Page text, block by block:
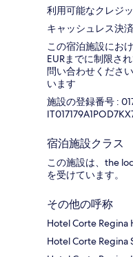
利用可能なクレジ
キャッシュレス決
この宿泊施設にお
EURまでに制限さ
問い合わせくださ
います
施設の登録番号 :
宿泊施設クラス
この施設は、the
を受けています。
その他の呼称
Hotel Corte Regina
Hotel Corte Regina